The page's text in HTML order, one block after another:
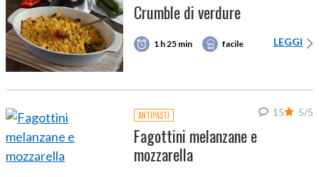
Crumble di verdure
1 h 25 min facile LEGGI
ANTIPASTI 5/5
15
Fagottini melanzane e
mozzarella